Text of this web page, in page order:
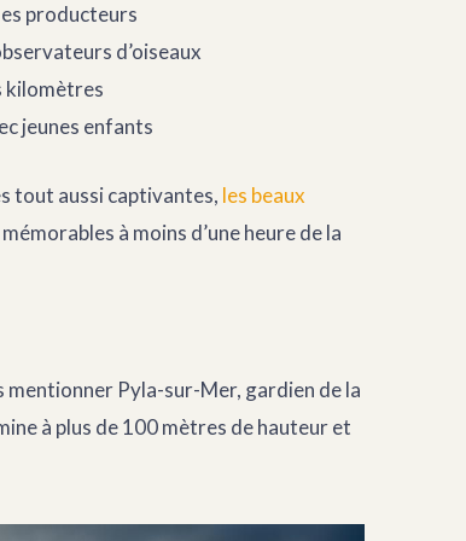
producteurs
d’oiseaux
kilomètres
jeunes enfants
tout aussi captivantes, les beaux
à moins d’une heure de la
mentionner Pyla-sur-Mer, gardien de la
à plus de 100 mètres de hauteur et